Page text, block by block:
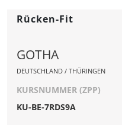
Rücken-Fit
GOTHA
DEUTSCHLAND / THÜRINGEN
KURSNUMMER (ZPP)
KU-BE-7RDS9A